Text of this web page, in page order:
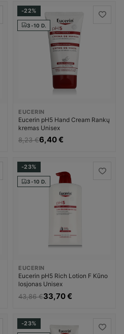
-22%
3-10 D.
EUCERIN
Eucerin pH5 Hand Cream Rankų
kremas Unisex
8,23 €6,40 €
-23%
3-10 D.
EUCERIN
Eucerin pH5 Rich Lotion F Kūno
losjonas Unisex
43,86 €33,70 €
-23%